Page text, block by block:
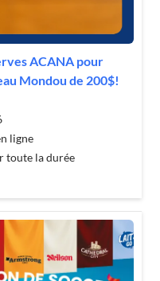
ACANA pour
Mondou de 200$!
ligne
toute la durée